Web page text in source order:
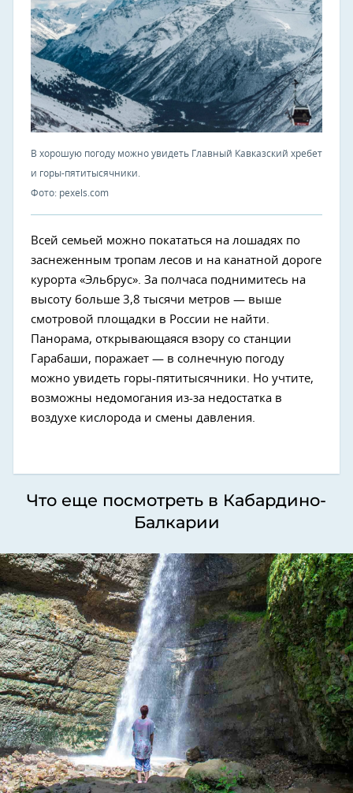
В хорошую погоду можно увидеть Главный Кавказский хребет
и горы-пятитысячники.
Фото: pexels.com
Всей семьей можно покататься на лошадях по
заснеженным тропам лесов и на канатной дороге
курорта «Эльбрус». За полчаса поднимитесь на
высоту больше 3,8 тысячи метров — выше
смотровой площадки в России не найти.
Панорама, открывающаяся взору со станции
Гарабаши, поражает — в солнечную погоду
можно увидеть горы-пятитысячники. Но учтите,
возможны недомогания из-за недостатка в
воздухе кислорода и смены давления.
Что еще посмотреть в Кабардино-
Балкарии